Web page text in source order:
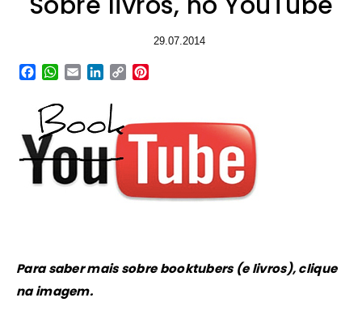
29.07.2014
Facebook
WhatsApp
EmailLinkedIn
Copy
Para saber mais sobre booktubers (e livros), clique
na imagem.